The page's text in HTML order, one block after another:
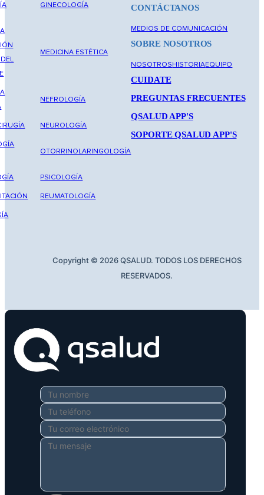
GINECOLOGÍA
MEDICINA ESTÉTICA
NEFROLOGÍA
NEUROLOGÍA
OTORRINOLARINGOLOGÍA
PSICOLOGÍA
REUMATOLOGÍA
CONTÁCTANOS
MEDIOS DE COMUNICACIÓN
SOBRE NOSOTROS
NOSOTROSHISTORIAEQUIPO
CUIDATE
PREGUNTAS FRECUENTES
QSALUD APP'S
SOPORTE QSALUD APP'S
Copyright © 2026 QSALUD. TODOS LOS DERECHOS
RESERVADOS.